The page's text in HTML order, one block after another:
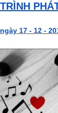
17 - 12 -